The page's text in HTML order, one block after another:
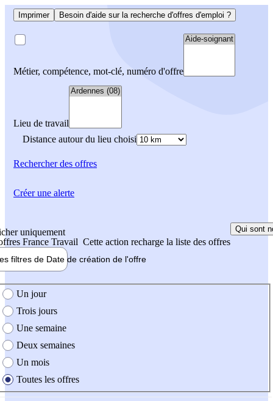
Imprimer Besoin d'aide sur la recherche d'offres d'emploi ?
Métier, compétence, mot-clé, numéro d'offre
Lieu de travail
Distance autour du lieu choisi
Rechercherdes offres
uniquement
France Travail Cette action recharge la liste des offres
Qui sont
filtres de Date de création de l'offre
création de l'offre
Un jour
Trois jours
Une semaine
Deux semaines
Un mois
Toutes les offres
Créer une alerte